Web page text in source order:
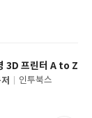
3D 프린터 A to Z
인투북스